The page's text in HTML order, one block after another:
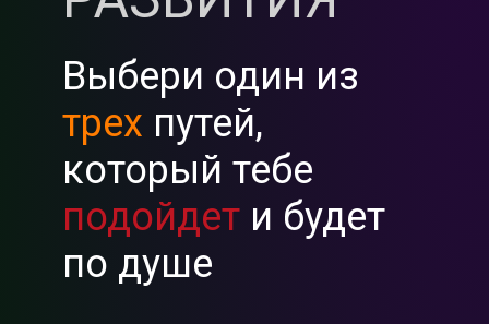
Выбери один из
трех путей,
который тебе
подойдети будет
по душе